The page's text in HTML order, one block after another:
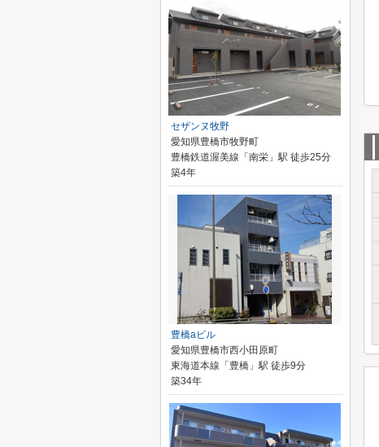
セザンヌ牧野
愛知県豊橋市牧野町
豊橋鉄道渥美線「南栄」駅 徒歩25分
築4年
豊橋aビル
愛知県豊橋市西小田原町
東海道本線「豊橋」駅 徒歩9分
築34年